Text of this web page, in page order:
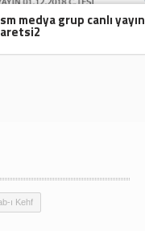
medya grup canlı yayın
ı Kehf